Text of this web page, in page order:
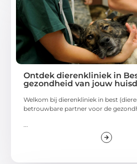
Ontdek dierenkliniek in
gezondheid van jouw
Welkom bij dierenkliniek in best
betrouwbare partner voor de